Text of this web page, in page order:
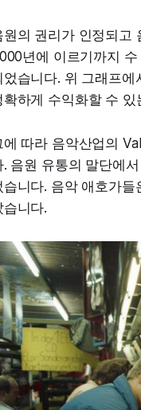
원의 권리가 인정되고
년에 이르기까지
었습니다. 위 그래프
확하게 수익화할 수
에 따라 음악산업의
. 음원 유통의 말단에
습니다. 음악 애호가
습니다.